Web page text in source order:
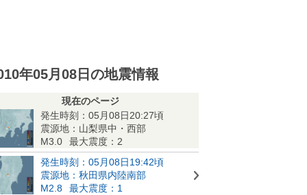
年05月08日の地震情報
現在のページ
発生時刻：05月08日20:27頃
震源地：山梨県中・西部
M3.0
最大震度：2
発生時刻：05月08日19:42頃
震源地：秋田県内陸南部
M2.8
最大震度：1